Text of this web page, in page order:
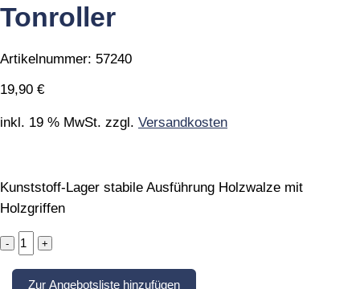
Tonroller
Artikelnummer: 57240
19,90 €
inkl. 19 % MwSt. zzgl. Versandkosten
Kunststoff-Lager stabile Ausführung Holzwalze mit
Holzgriffen
Tonroller
quantity
Zur Angebotsliste hinzufügen